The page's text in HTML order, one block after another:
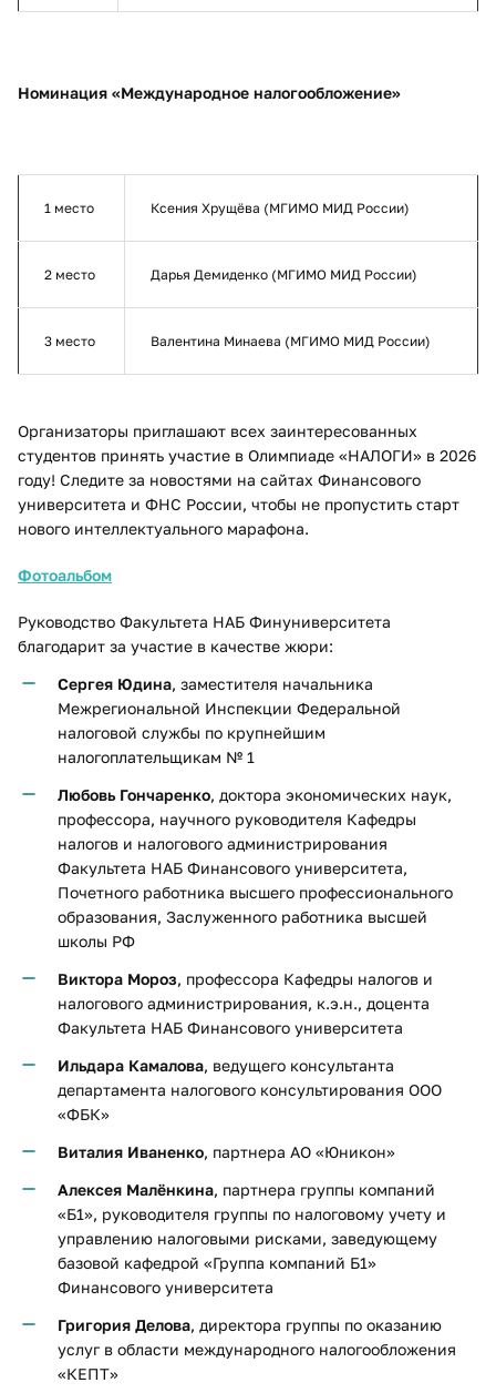
Номинация «Международное налогообложение»
1 место Ксения Хрущёва (МГИМО МИД России)
2 место Дарья Демиденко (МГИМО МИД России)
3 место Валентина Минаева (МГИМО МИД России)
Организаторы приглашают всех заинтересованных
студентов принять участие в Олимпиаде «НАЛОГИ» в 2026
году! Следите за новостями на сайтах Финансового
университета и ФНС России, чтобы не пропустить старт
нового интеллектуального марафона.
Фотоальбом
Руководство Факультета НАБ Финуниверситета
благодарит за участие в качестве жюри:
Сергея Юдина, заместителя начальника
Межрегиональной Инспекции Федеральной
налоговой службы по крупнейшим
налогоплательщикам № 1
Любовь Гончаренко, доктора экономических наук,
профессора, научного руководителя Кафедры
налогов и налогового администрирования
Факультета НАБ Финансового университета,
Почетного работника высшего профессионального
образования, Заслуженного работника высшей
школы РФ
Виктора Мороз, профессора Кафедры налогов и
налогового администрирования, к.э.н., доцента
Факультета НАБ Финансового университета
Ильдара Камалова, ведущего консультанта
департамента налогового консультирования ООО
«ФБК»
Виталия Иваненко, партнера АО «Юникон»
Алексея Малёнкина, партнера группы компаний
«Б1», руководителя группы по налоговому учету и
управлению налоговыми рисками, заведующему
базовой кафедрой «Группа компаний Б1»
Финансового университета
Григория Делова, директора группы по оказанию
услуг в области международного налогообложения
«КЕПТ»